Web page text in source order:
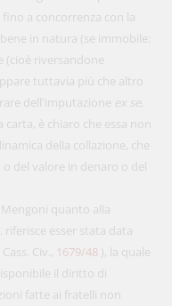
a concorrenza con la
in natura (se immobile:
(cioè riversandone
tuttavia più che altro
dell'imputazione ex se,
è chiaro che essa non
della collazione, che
del valore in denaro o del
quanto alla
esser stata data
Cass. Civ., 1679/48 ), la quale
il diritto di
fatte ai fratelli non